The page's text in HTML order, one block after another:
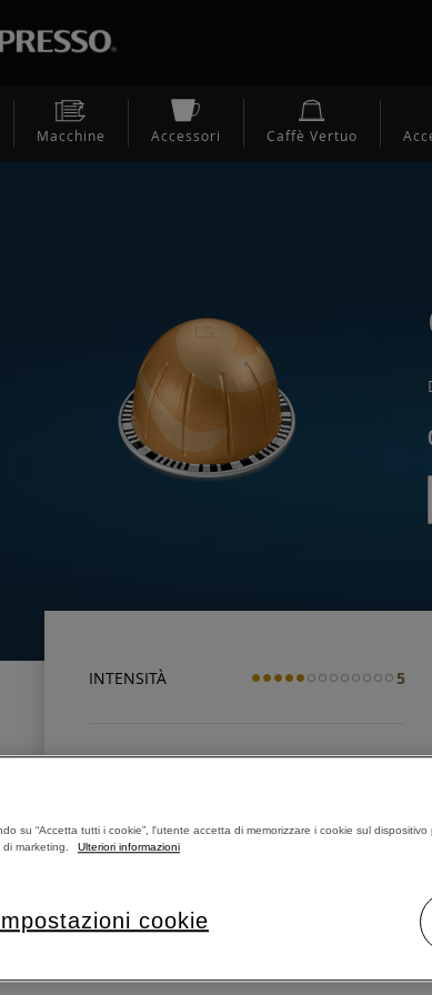
Macchine Accessori Caffè Vertuo
INTENSITÀ 5
LUNGHEZZA ESPRESSO (ML)
su “Accetta tutti i cookie”, l'utente accetta di memorizzare i cookie sul
di marketing.
Ulteriori informazioni
cookie